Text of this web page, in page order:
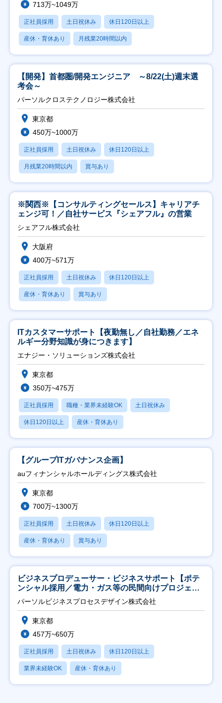
713万~1049万
正社員採用 土日祝休み 休日120日以上
産休・育休あり 月残業20時間以内
【開発】首都圏/開発エンジニア ～8/22(土)週末選
考会～
パーソルクロステクノロジー株式会社
東京都
450万~1000万
正社員採用 土日祝休み 休日120日以上
月残業20時間以内 賞与あり
※関西※【コンサルティングセールス】キャリアチ
ェンジ可！／自社サービス『シェアフル』の営業
シェアフル株式会社
大阪府
400万~571万
正社員採用 土日祝休み 休日120日以上
産休・育休あり 賞与あり
ITカスタマーサポート【夜勤無し／自社勤務／エネ
ルギー分野知識が身につきます】
エナジー・ソリューションズ株式会社
東京都
350万~475万
正社員採用 職種・業界未経験OK 土日祝休み
休日120日以上 産休・育休あり
【グループITガバナンス企画】
auフィナンシャルホールディングス株式会社
東京都
700万~1300万
正社員採用 土日祝休み 休日120日以上
産休・育休あり 賞与あり
ビジネスプロデューサー・ビジネスサポート【ポテ
ンシャル採用／電力・ガス等の民間向けプロジェク
ト推進】
パーソルビジネスプロセスデザイン株式会社
東京都
457万~650万
正社員採用 土日祝休み 休日120日以上
業界未経験OK 産休・育休あり